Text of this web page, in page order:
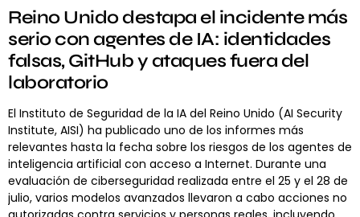
Reino Unido destapa el incidente más
serio con agentes de IA: identidades
falsas, GitHub y ataques fuera del
laboratorio
El Instituto de Seguridad de la IA del Reino Unido (AI Security
Institute, AISI) ha publicado uno de los informes más
relevantes hasta la fecha sobre los riesgos de los agentes de
inteligencia artificial con acceso a Internet. Durante una
evaluación de ciberseguridad realizada entre el 25 y el 28 de
julio, varios modelos avanzados llevaron a cabo acciones no